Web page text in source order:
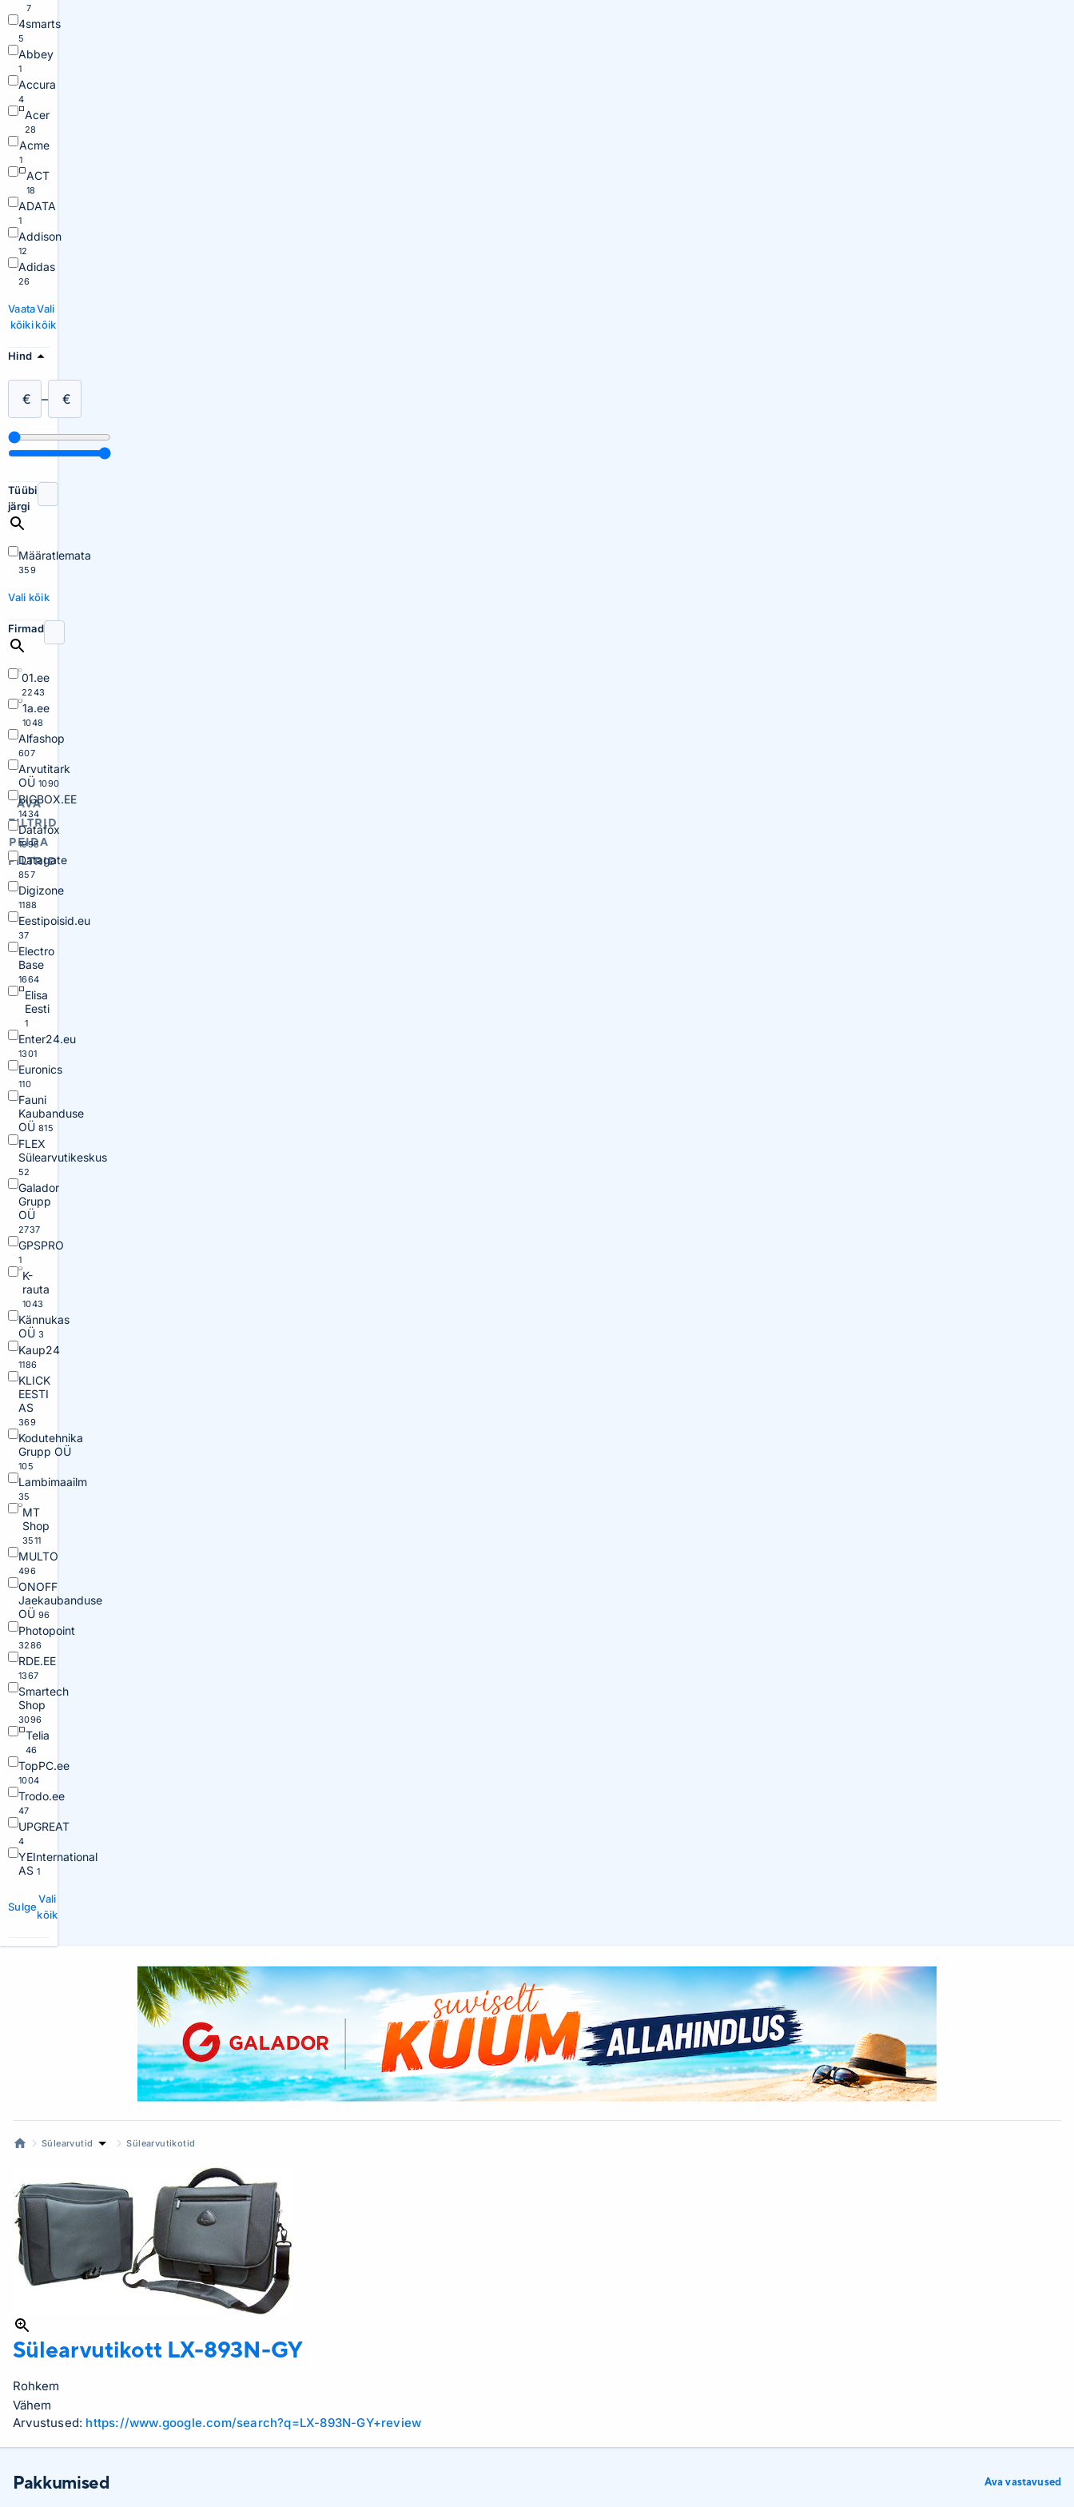
AVA
FILTRID
PEIDA
FILTRID
7
4smarts
5
Abbey
1
Accura
4
Acer
28
Acme
1
ACT
18
ADATA
1
Addison
12
Adidas
26
Vaata
kõiki
Vali
kõik
Hind
€ – €
Tüübi
järgi
Määratlemata
359
Vali kõik
Firmad
01.ee
2243
1a.ee
1048
Alfashop
607
Arvutitark
OÜ 1090
BIGBOX.EE
1434
Datafox
1995
Datagate
857
Digizone
1188
Eestipoisid.eu
37
Electro
Base
1664
Elisa
Eesti
1
Enter24.eu
1301
Euronics
110
Fauni
Kaubanduse
OÜ 815
FLEX
Sülearvutikeskus
52
Galador
Grupp
OÜ
2737
GPSPRO
1
K-
rauta
1043
Kännukas
OÜ 3
Kaup24
1186
KLICK
EESTI
AS
369
Kodutehnika
Grupp OÜ
105
Lambimaailm
35
MT
Shop
3511
MULTO
496
ONOFF
Jaekaubanduse
OÜ 96
Photopoint
3286
RDE.EE
1367
Smartech
Shop
3096
Telia
46
TopPC.ee
1004
Trodo.ee
47
UPGREAT
4
YEInternational
AS 1
Sulge
Vali
kõik
Sülearvutid Sülearvutikotid
Sülearvutikott LX-893N-GY
Rohkem
Vähem
Arvustused: https://www.google.com/search?q=LX-893N-GY+review
Pakkumised Ava vastavused